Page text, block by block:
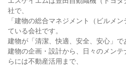
社で、
「建物の総合マネジメント（ビルメ
ている会社です。
建物が「清潔、快適、安全、安心」で
建物の企画・設計から、日々のメンテ
らには不動産活用まで、